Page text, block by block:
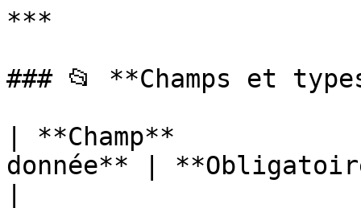
***
### 📂 **Champs et
| **Champ**
donnée** |